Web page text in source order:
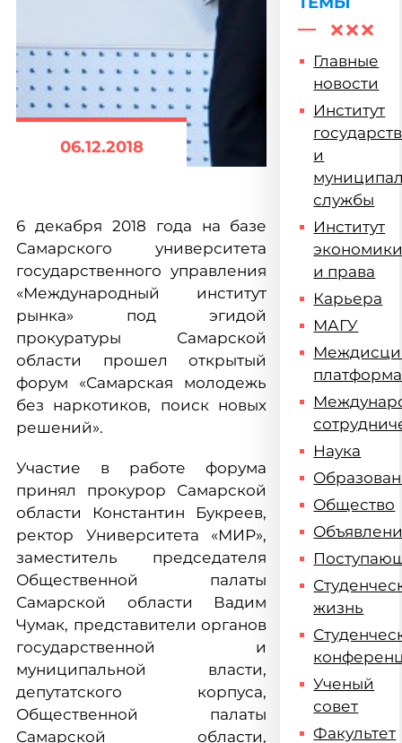
06.12.2018
6 декабря 2018 года на базе
Самарского университета
государственного управления
«Международный институт
рынка» под эгидой
прокуратуры Самарской
области прошел открытый
форум «Самарская молодежь
без наркотиков, поиск новых
решений».
Участие в работе форума
принял прокурор Самарской
области Константин Букреев,
ректор Университета «МИР»,
заместитель председателя
Общественной палаты
Самарской области Вадим
Чумак, представители органов
государственной и
муниципальной власти,
депутатского корпуса,
Общественной палаты
Самарской области,
Главные
новости
Институт
и
службы
Институт
и права
Карьера
МАГУ
платформа
Наука
Общество
жизнь
Ученый
совет
Факультет